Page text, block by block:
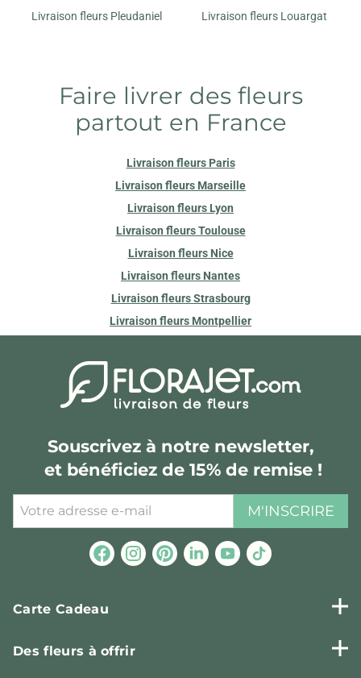
Livraison fleurs Pleudaniel Livraison fleurs Louargat
Faire livrer des fleurs
partout en France
Livraison fleurs Paris
Livraison fleurs Marseille
Livraison fleurs Lyon
Livraison fleurs Toulouse
Livraison fleurs Nice
Livraison fleurs Nantes
Livraison fleurs Strasbourg
Livraison fleurs Montpellier
Souscrivez à notre newsletter,
et bénéficiez de 15% de remise !
M'INSCRIRE
Carte Cadeau
Des fleurs à offrir